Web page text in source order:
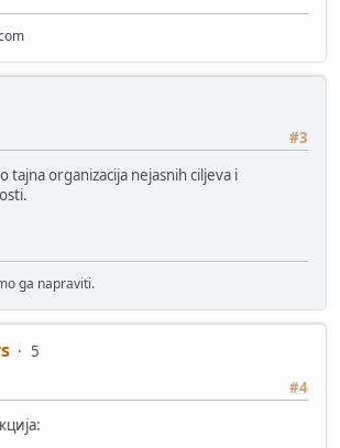
#3
tajna organizacija nejasnih ciljeva i
ga napraviti.
5
#4